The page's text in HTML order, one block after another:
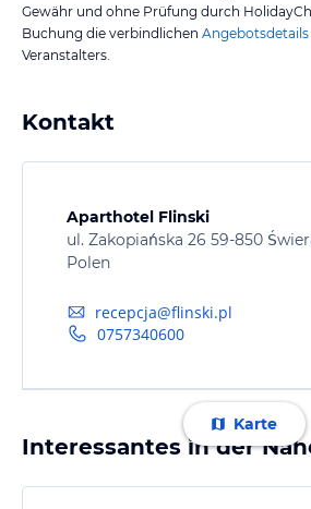
Gewähr und ohne Prüfung durch
Buchung die verbindlichen Angebotsdetails
Veranstalters.
Kontakt
Aparthotel Flinski
ul. Zakopiańska 26 59-850
Polen
recepcja@flinski.pl
0757340600
Karte
Interessantes in der